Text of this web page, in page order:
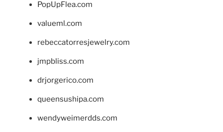
PopUpFlea.com
valueml.com
rebeccatorresjewelry.com
jmpbliss.com
drjorgerico.com
queensushipa.com
wendyweimerdds.com